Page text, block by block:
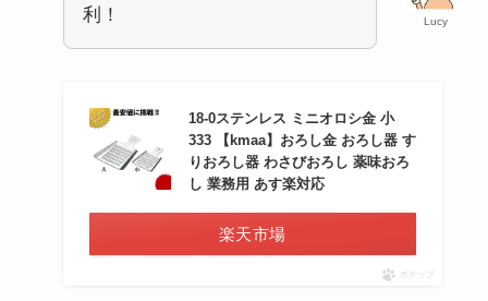
Lucy
利！
18-0ステンレス ミニオロシ金 小
333 【kmaa】おろし金 おろし器 す
りおろし器 わさびおろし 薬味おろ
し 業務用 あす楽対応
楽天市場
ポチップ